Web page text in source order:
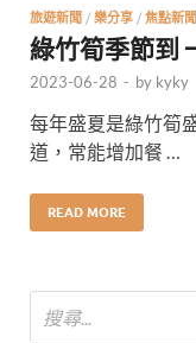
旅遊新聞 / 樂分享 / 焦點新聞
綠竹筍季節到
2023-06-28 - by kyky
每年盛夏是綠竹筍
道，常能增加餐 …
READ MORE